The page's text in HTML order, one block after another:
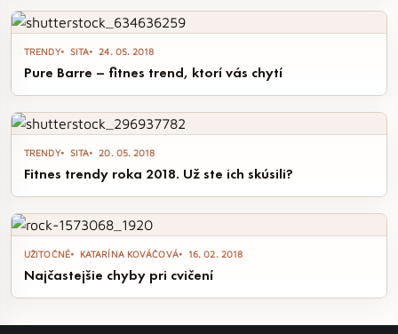
TRENDY SITA 24. 05. 2018
Pure Barre – fitnes trend, ktorí vás chytí
TRENDY SITA 20. 05. 2018
Fitnes trendy roka 2018. Už ste ich skúsili?
UŽITOČNÉ KATARÍNA KOVÁČOVÁ 16. 02. 2018
Najčastejšie chyby pri cvičení